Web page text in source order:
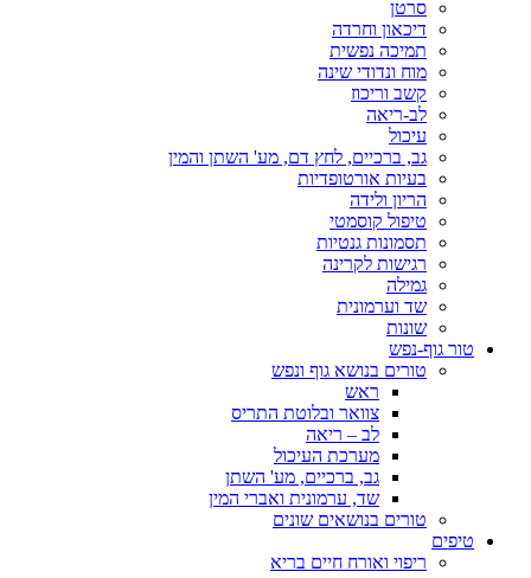
סרטן
דיכאון וחרדה
תמיכה נפשית
מוח ונדודי שינה
קשב וריכוז
לב-ריאה
עיכול
גב, ברכיים, לחץ דם, מע' השתן והמין
בעיות אורטופדיות
הריון ולידה
טיפול קוסמטי
תסמונות גנטיות
רגישות לקרינה
גמילה
שד וערמונית
שונות
טור גוף-נפש
טורים בנושא גוף ונפש
ראש
צוואר ובלוטת התריס
לב – ריאה
מערכת העיכול
גב, ברכיים, מע' השתן
שד, ערמונית ואברי המין
טורים בנושאים שונים
טיפים
ריפוי ואורח חיים בריא